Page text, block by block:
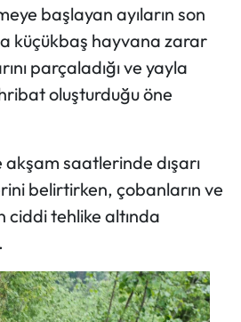
başlayan ayıların son
küçükbaş hayvana zarar
parçaladığı ve yayla
oluşturduğu öne
akşam saatlerinde dışarı
belirtirken, çobanların ve
ciddi tehlike altında